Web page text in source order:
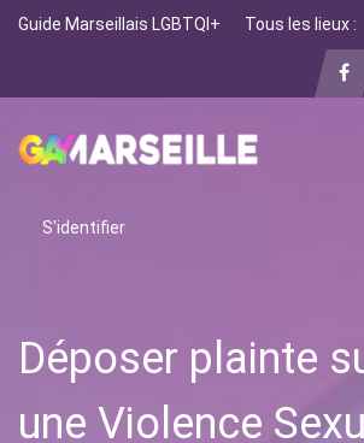
Guide Marseillais LGBTQI+ Tous les lieux :
S'identifier
Déposer plainte
une Violence